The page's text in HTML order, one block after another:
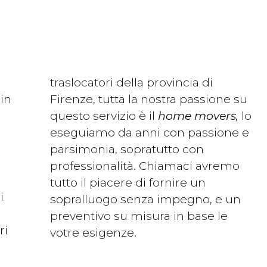
traslocatori della provincia di
Firenze, tutta la nostra passione su
questo servizio è il home movers, lo
eseguiamo da anni con passione e
parsimonia, sopratutto con
professionalità. Chiamaci avremo
tutto il piacere di fornire un
sopralluogo senza impegno, e un
preventivo su misura in base le
votre esigenze.